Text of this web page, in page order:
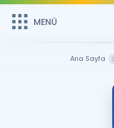
MENÜ
Remzi Hoca ile seni
MENÜ
Ana Sayfa